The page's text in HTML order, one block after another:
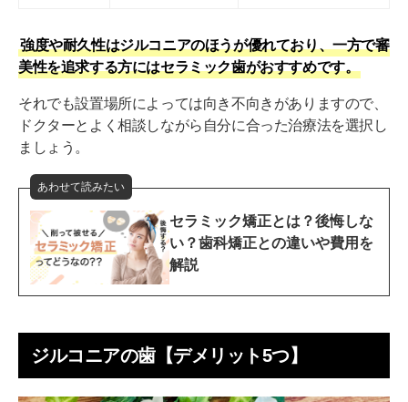
強度や耐久性はジルコニアのほうが優れており、一方で審
美性を追求する方にはセラミック歯がおすすめです。
それでも設置場所によっては向き不向きがありますので、
ドクターとよく相談しながら自分に合った治療法を選択し
ましょう。
あわせて読みたい
セラミック矯正とは？後悔しな
い？歯科矯正との違いや費用を
解説
ジルコニアの歯【デメリット5つ】